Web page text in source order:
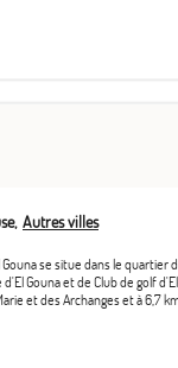
Autres villes
se situe dans le quartier
Gouna et de Club de golf
et des Archanges et à 6,7